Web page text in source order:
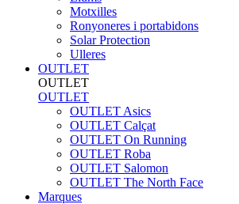
Motxilles
Ronyoneres i portabidons
Solar Protection
Ulleres
OUTLET
OUTLET
OUTLET
OUTLET Asics
OUTLET Calçat
OUTLET On Running
OUTLET Roba
OUTLET Salomon
OUTLET The North Face
Marques